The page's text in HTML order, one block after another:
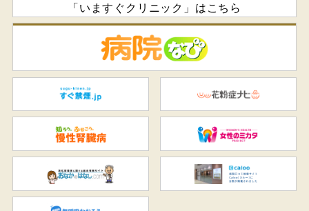
「いますぐクリニック」はこちら
すぐ禁煙.jp
知ろう、ふせごう。慢性腎臓
おなかのはなし.com